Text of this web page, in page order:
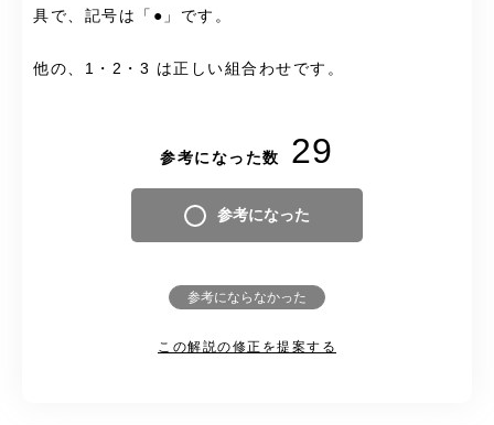
具で、記号は「●」です。
他の、1・2・3 は正しい組合わせです。
参考になった数 29
参考になった
参考にならなかった
この解説の修正を提案する